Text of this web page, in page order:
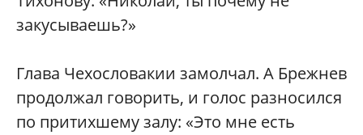
закусываешь?»
Глава Чехословакии замолчал. А Брежнев
продолжал говорить, и голос разносился
по притихшему залу: «Это мне есть